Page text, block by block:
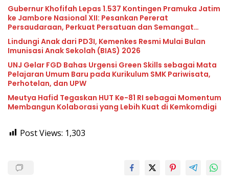
Gubernur Khofifah Lepas 1.537 Kontingen Pramuka Jatim
ke Jambore Nasional XII: Pesankan Pererat
Persaudaraan, Perkuat Persatuan dan Semangat
Nasionalisme
Lindungi Anak dari PD3I, Kemenkes Resmi Mulai Bulan
Imunisasi Anak Sekolah (BIAS) 2026
UNJ Gelar FGD Bahas Urgensi Green Skills sebagai Mata
Pelajaran Umum Baru pada Kurikulum SMK Pariwisata,
Perhotelan, dan UPW
Meutya Hafid Tegaskan HUT Ke-81 RI sebagai Momentum
Membangun Kolaborasi yang Lebih Kuat di Kemkomdigi
Post Views: 1,303